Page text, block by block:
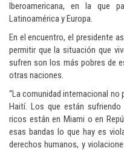
Iberoamericana, en la que
Latinoamérica y Europa.
En el encuentro, el presidente
permitir que la situación que
sufren son los más pobres de
otras naciones.
“La comunidad internacional no
Haití. Los que están
ricos están en Miami o en
esas bandas lo que hay es
derechos humanos, y